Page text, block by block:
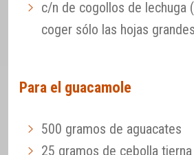
c/n de cogollos de lechuga
coger sólo las hojas
Para el guacamole
500 gramos de aguacates
25 gramos de cebolla tierna